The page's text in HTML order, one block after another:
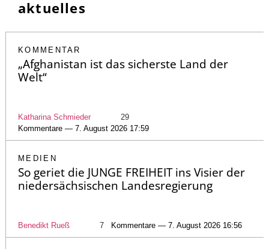
aktuelles
KOMMENTAR
„Afghanistan ist das sicherste Land der
Welt“
Katharina Schmieder
29
Kommentare — 7. August 2026 17:59
MEDIEN
So geriet die JUNGE FREIHEIT ins Visier der
niedersächsischen Landesregierung
Benedikt Rueß 7 Kommentare — 7. August 2026 16:56